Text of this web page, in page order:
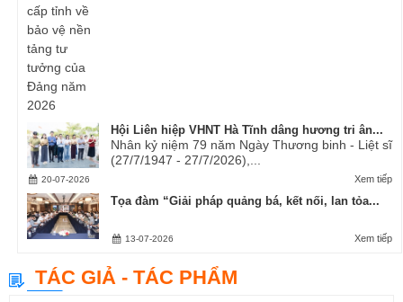
Hội Liên hiệp VHNT Hà Tĩnh dâng hương tri ân...
Nhân kỷ niệm 79 năm Ngày Thương binh - Liệt sĩ
(27/7/1947 - 27/7/2026),...
Xem tiếp
20-07-2026
Tọa đàm “Giải pháp quảng bá, kết nối, lan tỏa...
Xem tiếp
13-07-2026
TÁC GIẢ - TÁC PHẨM